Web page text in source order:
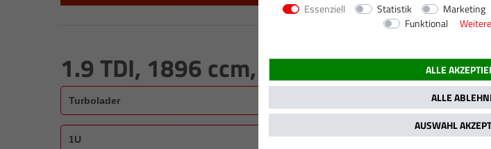
1.9 TDI, 1896 ccm, 81 kW / 110 PS
Essenziell
Statistik Marketing
Funktional
ALLE
ALLE
AUSWAHL